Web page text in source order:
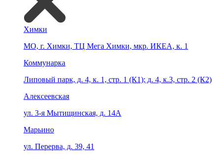
Химки
МО, г. Химки, ТЦ Мега Химки, мкр. ИКЕА, к. 1
Коммунарка
Липовый парк, д. 4, к. 1, стр. 1 (К1); д. 4, к.3, стр. 2 (К2)
Алексеевская
ул. 3-я Мытищинская, д. 14А
Марьино
ул. Перерва, д. 39, 41